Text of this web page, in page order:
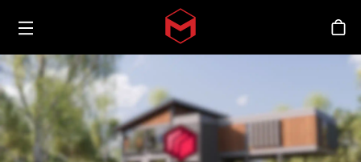
Skip to main content